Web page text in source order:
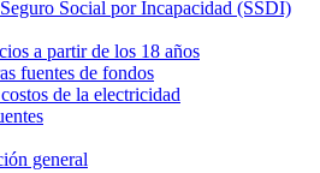
Social por Incapacidad (SSDI)
a partir de los 18 años
fuentes de fondos
de la electricidad
general